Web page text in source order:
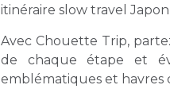
itinéraire slow travel
Avec Chouette Trip,
de chaque étape et
emblématiques et havres